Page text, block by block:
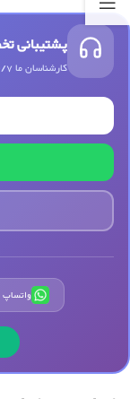
پشتیبانی
کارشناسان ما 24/7 آماده پاسخگویی به سوالات و دریافت نسخه‌های شما هستند
واتساپ